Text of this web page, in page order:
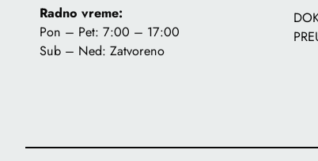
Radno vreme:
Pon – Pet: 7:00 – 17:00
Sub – Ned: Zatvoreno